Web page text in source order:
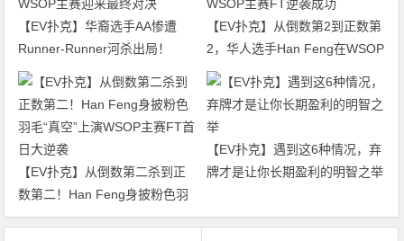
【EV扑克】华裔选手AA惨遭
Runner-Runner河杀出局！
WSOP主赛迎来最终对决
【EV扑克】从倒数第2到正数第
2，华人选手Han Feng在WSOP
主赛FT逆袭成功
【EV扑克】从倒数第二杀到正
数第二！Han Feng身披粉色羽
毛“真空”上演WSOP主赛FT首日
【EV扑克】遇到这6种情况，弃
牌才是让你长期盈利的明智之举